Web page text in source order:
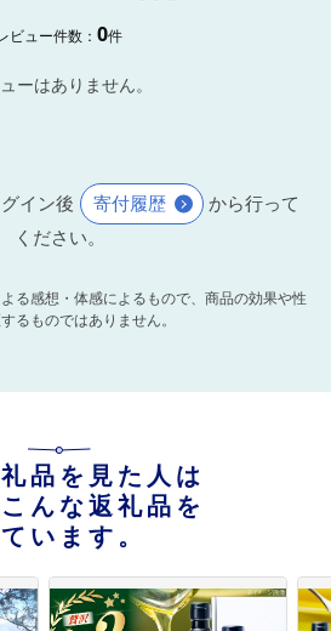
ビュー件数：0件
ーはありません。
イン後 寄付履歴
から行って
ください。
る感想・体感によるもので、商品の効果や性
るものではありません。
品を見た人は
んな返礼品を
います。